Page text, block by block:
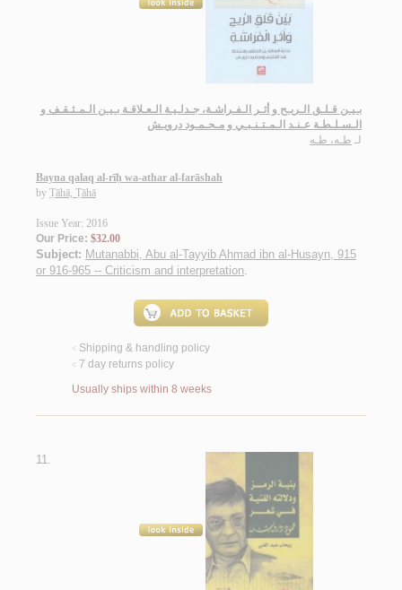
بـيـن قـلـق الـريـح و أثـر الـفـراشـة، جـدلـيـة الـعـلاقـة بـيـن الـمـثـقـف و
الـسـلـطـة عـنـد الـمـتـنـبـي و مـحـمـود درويـش
لـ طـه، طـه
Bayna qalaq al-rīḥ wa-athar al-farāshah
by Ṭāhā, Ṭāhā
Issue Year: 2016
Our Price: $32.00
Subject: Mutanabbi, Abu al-Tayyib Ahmad ibn al-Husayn, 915
or 916-965 -- Criticism and interpretation.
< Shipping & handling policy
< 7 day returns policy
Usually ships within 8 weeks
11.